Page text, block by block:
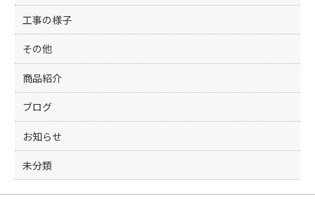
工事の様子
その他
商品紹介
ブログ
お知らせ
未分類